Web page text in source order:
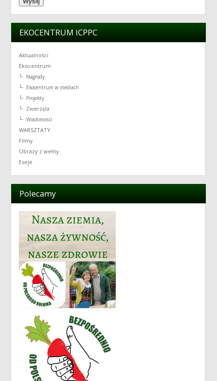
EKOCENTRUM ICPPC
Aktualności
Ekocentrum
Nagrody
Ekocentrum w mediach
Projekty
Zwierzęta
Wiadomości
WARSZTATY
Filmy
Obrazy z wełny
Eseje
Polecamy